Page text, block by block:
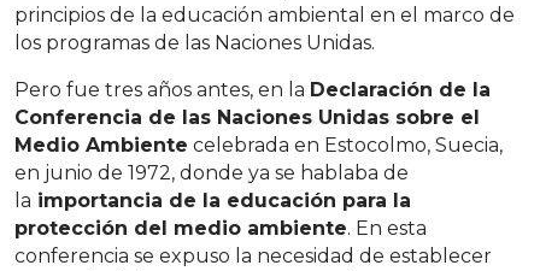
principios de la educación ambiental en el marco de
los programas de las Naciones Unidas.
Pero fue tres años antes, en la Declaración de la
Conferencia de las Naciones Unidas sobre el
Medio Ambiente celebrada en Estocolmo, Suecia,
en junio de 1972, donde ya se hablaba de
la importancia de la educación para la
protección del medio ambiente. En esta
conferencia se expuso la necesidad de establecer